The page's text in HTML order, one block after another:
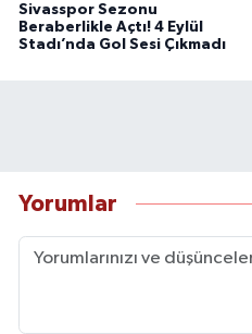
Sivasspor Sezonu
Beraberlikle Açtı! 4 Eylül
Stadı’nda Gol Sesi Çıkmadı
Yorumlar